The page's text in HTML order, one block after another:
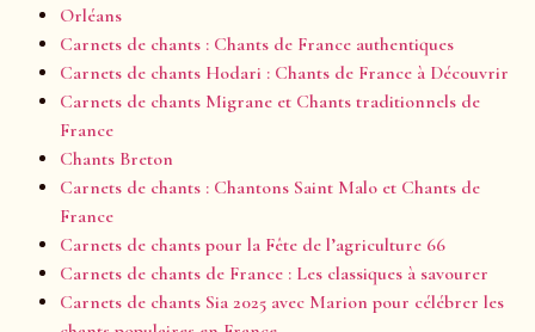
Orléans
Carnets de chants : Chants de France authentiques
Carnets de chants Hodari : Chants de France à Découvrir
Carnets de chants Migrane et Chants traditionnels de
France
Chants Breton
Carnets de chants : Chantons Saint Malo et Chants de
France
Carnets de chants pour la Fête de l’agriculture 66
Carnets de chants de France : Les classiques à savourer
Carnets de chants Sia 2025 avec Marion pour célébrer les